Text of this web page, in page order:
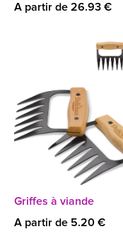
A partir de 26.93 €
Griffes à viande
A partir de 5.20 €